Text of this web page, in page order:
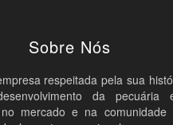
Sobre Nós
respeitada pela sua
da
mercado e na comunidade